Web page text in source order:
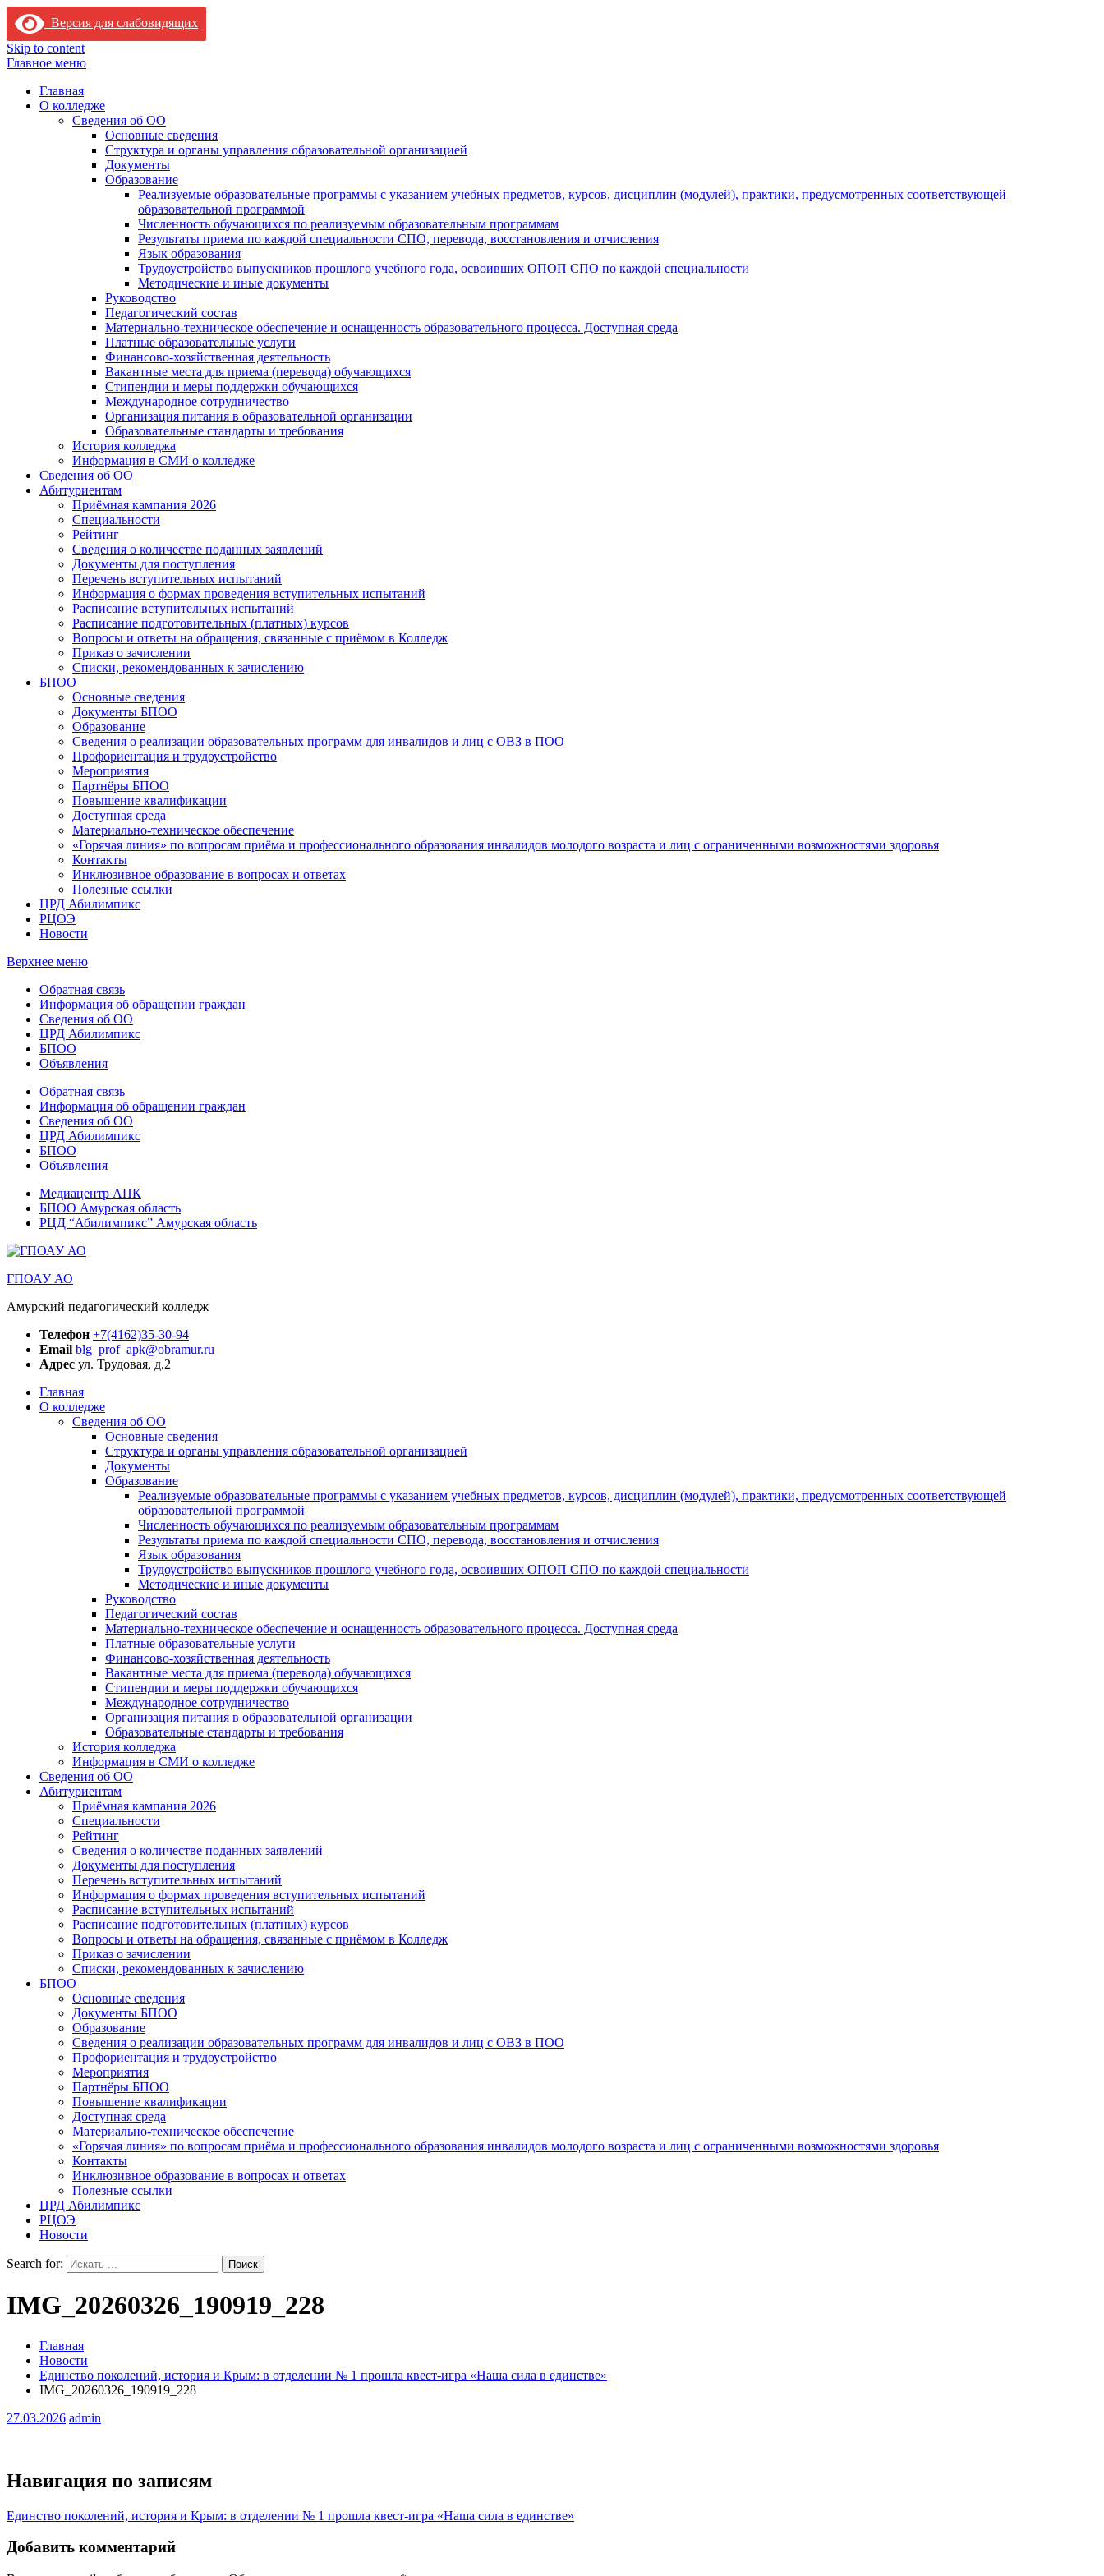
Версия для слабовидящих
Skip to content
Главное меню
Главная
О колледже
Сведения об ОО
Основные сведения
Структура и органы управления образовательной организацией
Документы
Образование
Реализуемые образовательные программы с указанием учебных предметов, курсов, дисциплин (модулей), практики, предусмотренных соответствующей
образовательной программой
Численность обучающихся по реализуемым образовательным программам
Результаты приема по каждой специальности СПО, перевода, восстановления и отчисления
Язык образования
Трудоустройство выпускников прошлого учебного года, освоивших ОПОП СПО по каждой специальности
Методические и иные документы
Руководство
Педагогический состав
Материально-техническое обеспечение и оснащенность образовательного процесса. Доступная среда
Платные образовательные услуги
Финансово-хозяйственная деятельность
Вакантные места для приема (перевода) обучающихся
Стипендии и меры поддержки обучающихся
Международное сотрудничество
Организация питания в образовательной организации
Образовательные стандарты и требования
История колледжа
Информация в СМИ о колледже
Сведения об ОО
Абитуриентам
Приёмная кампания 2026
Специальности
Рейтинг
Сведения о количестве поданных заявлений
Документы для поступления
Перечень вступительных испытаний
Информация о формах проведения вступительных испытаний
Расписание вступительных испытаний
Расписание подготовительных (платных) курсов
Вопросы и ответы на обращения, связанные с приёмом в Колледж
Приказ о зачислении
Списки, рекомендованных к зачислению
БПОО
Основные сведения
Документы БПОО
Образование
Сведения о реализации образовательных программ для инвалидов и лиц с ОВЗ в ПОО
Профориентация и трудоустройство
Мероприятия
Партнёры БПОО
Повышение квалификации
Доступная среда
Материально-техническое обеспечение
«Горячая линия» по вопросам приёма и профессионального образования инвалидов молодого возраста и лиц с ограниченными возможностями здоровья
Контакты
Инклюзивное образование в вопросах и ответах
Полезные ссылки
ЦРД Абилимпикс
РЦОЭ
Новости
Верхнее меню
Обратная связь
Информация об обращении граждан
Сведения об ОО
ЦРД Абилимпикс
БПОО
Объявления
Обратная связь
Информация об обращении граждан
Сведения об ОО
ЦРД Абилимпикс
БПОО
Объявления
Медиацентр АПК
БПОО Амурская область
РЦД “Абилимпикс” Амурская область
ГПОАУ АО
Амурский педагогический колледж
Телефон +7(4162)35-30-94
Email blg_prof_apk@obramur.ru
Адрес ул. Трудовая, д.2
Главная
О колледже
Сведения об ОО
Основные сведения
Структура и органы управления образовательной организацией
Документы
Образование
Реализуемые образовательные программы с указанием учебных предметов, курсов, дисциплин (модулей), практики, предусмотренных соответствующей
образовательной программой
Численность обучающихся по реализуемым образовательным программам
Результаты приема по каждой специальности СПО, перевода, восстановления и отчисления
Язык образования
Трудоустройство выпускников прошлого учебного года, освоивших ОПОП СПО по каждой специальности
Методические и иные документы
Руководство
Педагогический состав
Материально-техническое обеспечение и оснащенность образовательного процесса. Доступная среда
Платные образовательные услуги
Финансово-хозяйственная деятельность
Вакантные места для приема (перевода) обучающихся
Стипендии и меры поддержки обучающихся
Международное сотрудничество
Организация питания в образовательной организации
Образовательные стандарты и требования
История колледжа
Информация в СМИ о колледже
Сведения об ОО
Абитуриентам
Приёмная кампания 2026
Специальности
Рейтинг
Сведения о количестве поданных заявлений
Документы для поступления
Перечень вступительных испытаний
Информация о формах проведения вступительных испытаний
Расписание вступительных испытаний
Расписание подготовительных (платных) курсов
Вопросы и ответы на обращения, связанные с приёмом в Колледж
Приказ о зачислении
Списки, рекомендованных к зачислению
БПОО
Основные сведения
Документы БПОО
Образование
Сведения о реализации образовательных программ для инвалидов и лиц с ОВЗ в ПОО
Профориентация и трудоустройство
Мероприятия
Партнёры БПОО
Повышение квалификации
Доступная среда
Материально-техническое обеспечение
«Горячая линия» по вопросам приёма и профессионального образования инвалидов молодого возраста и лиц с ограниченными возможностями здоровья
Контакты
Инклюзивное образование в вопросах и ответах
Полезные ссылки
ЦРД Абилимпикс
РЦОЭ
Новости
Search for:
IMG_20260326_190919_228
Главная
Новости
Единство поколений, история и Крым: в отделении № 1 прошла квест-игра «Наша сила в единстве»
IMG_20260326_190919_228
27.03.2026 admin
Навигация по записям
Единство поколений, история и Крым: в отделении № 1 прошла квест-игра «Наша сила в единстве»
Добавить комментарий